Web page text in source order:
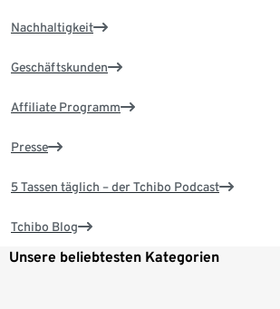
Nachhaltigkeit
Geschäftskunden
Affiliate Programm
Presse
5 Tassen täglich – der Tchibo Podcast
Tchibo Blog
Unsere beliebtesten Kategorien